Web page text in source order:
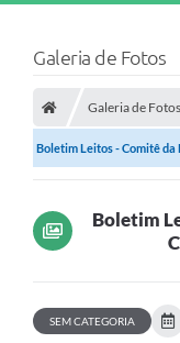
Galeria de Fotos
Galeria de Fotos
Boletim Leitos - Comitê
Boletim
SEM CATEGORIA